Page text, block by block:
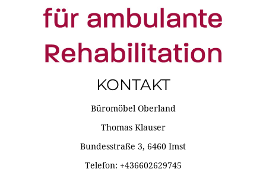
KONTAKT
Büromöbel Oberland
Thomas Klauser
Bundesstraße 3, 6460 Imst
Telefon: +436602629745